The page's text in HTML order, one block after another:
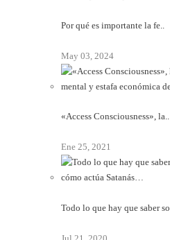
Por qué es importante la fe..
May 03, 2024
«Access Consciousness», la..
Ene 25, 2021
Todo lo que hay que saber so..